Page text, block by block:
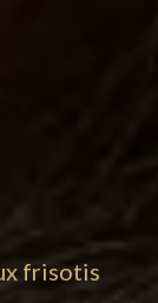
frisotis